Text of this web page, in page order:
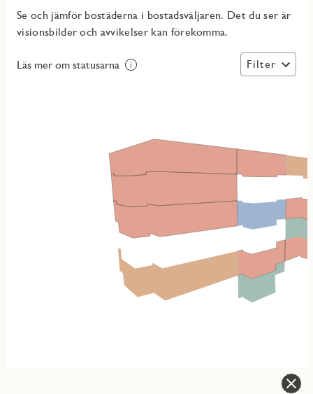
Se och jämför bostäderna i bostadsväljaren. Det du ser är
visionsbilder och avvikelser kan förekomma.
Läs mer om statusarna Filter